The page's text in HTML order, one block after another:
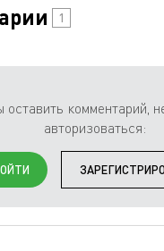
1
оставить комментарий,
авторизоваться: